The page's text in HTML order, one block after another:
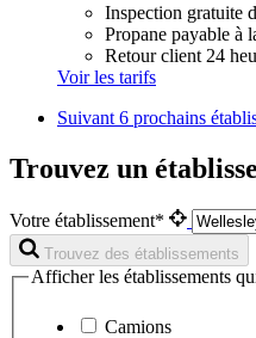
Inspection gratuite
Propane payable à
Retour client 24
Voir les tarifs
Suivant6 prochains
Trouvez un
Votre établissement*
Trouvez des établissements
Afficher les établissements
Camions